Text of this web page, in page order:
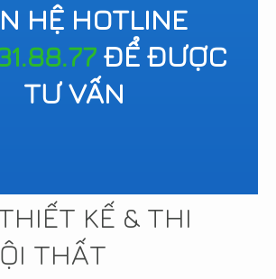
HỆ HOTLINE
ĐỂ ĐƯỢC
TƯ VẤN
KẾ & THI
THẤT